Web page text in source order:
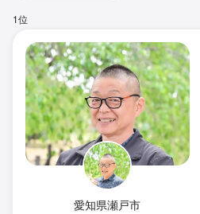
1位
愛知県瀬戸市